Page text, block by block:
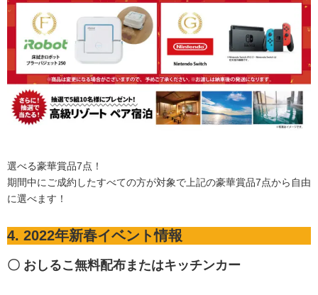
選べる豪華賞品7点！
期間中にご成約したすべての方が対象で上記の豪華賞品7点から自由
に選べます！
4. 2022年新春イベント情報
〇 おしるこ無料配布またはキッチンカー